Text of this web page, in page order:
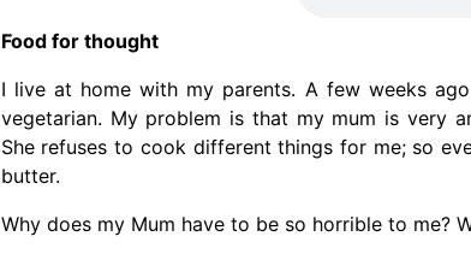
Food for thought
I live at home with my parents. A few weeks
vegetarian. My problem is that my mum is very
She refuses to cook different things for me; so
butter.
Why does my Mum have to be so horrible to me?